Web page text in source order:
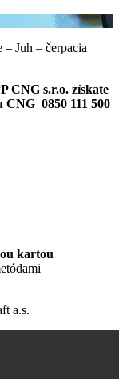
Juh – čerpacia
CNG s.r.o. získate
CNG 0850 111 500
kartou
a.s.